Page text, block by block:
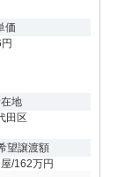
価
地
田区
望譲渡額
/162万円